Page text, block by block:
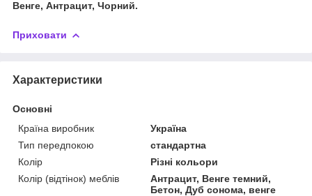
Венге, Антрацит, Чорний.
Приховати
Характеристики
Основні
Країна виробник
Україна
Тип передпокою
стандартна
Колір
Різні кольори
Колір (відтінок) меблів
Антрацит, Венге темний,
Бетон, Дуб сонома, венге